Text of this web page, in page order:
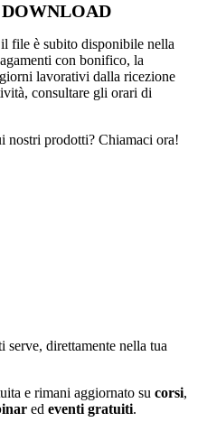
file è subito disponibile nella
con bonifico, la
lavorativi dalla ricezione
consultare gli orari di
prodotti? Chiamaci ora!
direttamente nella tua
e rimani aggiornato su corsi,
ed eventi gratuiti.